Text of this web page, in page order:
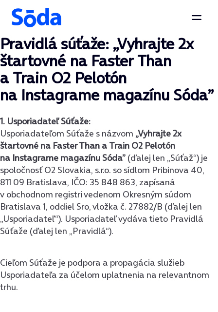
Preskočiť na obsah
Pravidlá súťaže: „Vyhrajte 2x
štartovné na Faster Than
a Train O2 Pelotón
na Instagrame magazínu Sóda”
1. Usporiadateľ Súťaže:
Usporiadateľom Súťaže s názvom „Vyhrajte 2x
štartovné na Faster Than a Train O2 Pelotón
na Instagrame magazínu Sóda” (ďalej len „Súťaž“) je
spoločnosť O2 Slovakia, s.r.o. so sídlom Pribinova 40,
811 09 Bratislava, IČO: 35 848 863, zapísaná
v obchodnom registri vedenom Okresným súdom
Bratislava 1, oddiel Sro, vložka č. 27882/B (ďalej len
„Usporiadateľ“). Usporiadateľ vydáva tieto Pravidlá
Súťaže (ďalej len „Pravidlá“).
Cieľom Súťaže je podpora a propagácia služieb
Usporiadateľa za účelom uplatnenia na relevantnom
trhu.